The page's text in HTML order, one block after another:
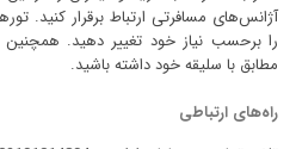
آژانس‌های مسافرتی ارتباط برقرار کنید.
را برحسب نیاز خود تغییر دهید. همچنین
مطابق با سلیقه خود داشته باشید.
راه‌های ارتباطی